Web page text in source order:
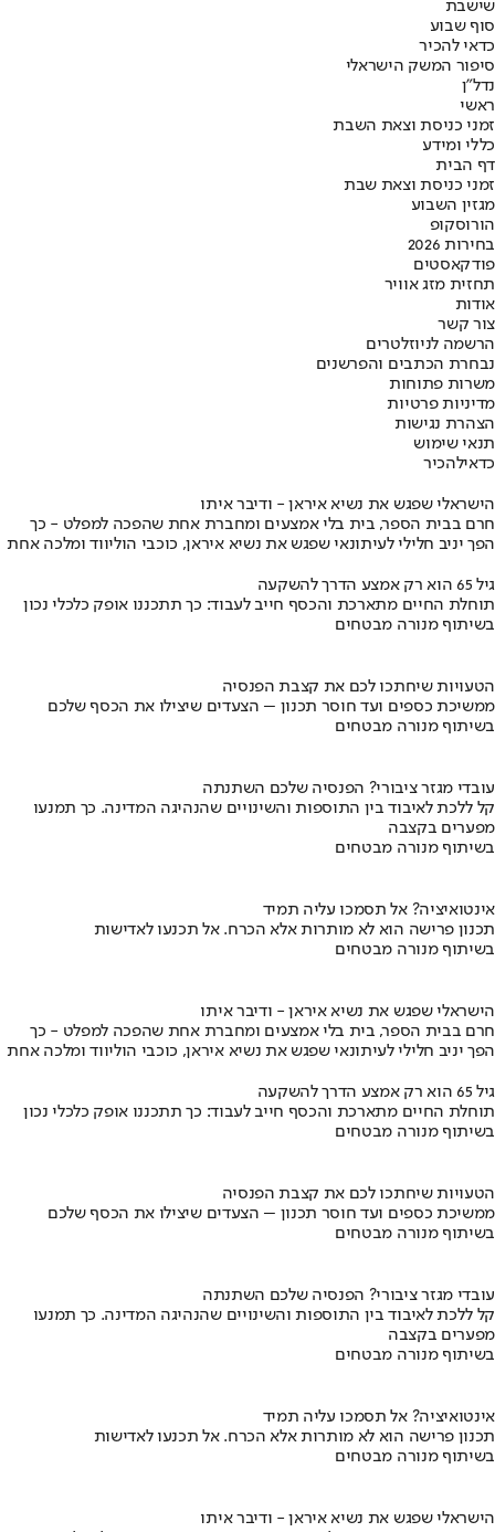
שישבת
סוף שבוע
כדאי להכיר
סיפור המשק הישראלי
נדל"ן
ראשי
זמני כניסת וצאת השבת
כללי ומידע
דף הבית
זמני כניסת וצאת שבת
מגזין השבוע
הורוסקופ
בחירות 2026
פודקאסטים
תחזית מזג אוויר
אודות
צור קשר
הרשמה לניוזלטרים
נבחרת הכתבים והפרשנים
משרות פתוחות
מדיניות פרטיות
הצהרת נגישות
תנאי שימוש
כדאילהכיר
הישראלי שפגש את נשיא איראן - ודיבר איתו
חרם בבית הספר, בית בלי אמצעים ומחברת אחת שהפכה למפלט - כך
הפך יניב חלילי לעיתונאי שפגש את נשיא איראן, כוכבי הוליווד ומלכה אחת
גיל 65 הוא רק אמצע הדרך להשקעה
תוחלת החיים מתארכת והכסף חייב לעבוד: כך תתכננו אופק כלכלי נכון
בשיתוף מנורה מבטחים
הטעויות שיחתכו לכם את קצבת הפנסיה
ממשיכת כספים ועד חוסר תכנון – הצעדים שיצילו את הכסף שלכם
בשיתוף מנורה מבטחים
עובדי מגזר ציבורי? הפנסיה שלכם השתנתה
קל ללכת לאיבוד בין התוספות והשינויים שהנהיגה המדינה. כך תמנעו
מפערים בקצבה
בשיתוף מנורה מבטחים
אינטואיציה? אל תסמכו עליה תמיד
תכנון פרישה הוא לא מותרות אלא הכרח. אל תכנעו לאדישות
בשיתוף מנורה מבטחים
הישראלי שפגש את נשיא איראן - ודיבר איתו
חרם בבית הספר, בית בלי אמצעים ומחברת אחת שהפכה למפלט - כך
הפך יניב חלילי לעיתונאי שפגש את נשיא איראן, כוכבי הוליווד ומלכה אחת
גיל 65 הוא רק אמצע הדרך להשקעה
תוחלת החיים מתארכת והכסף חייב לעבוד: כך תתכננו אופק כלכלי נכון
בשיתוף מנורה מבטחים
הטעויות שיחתכו לכם את קצבת הפנסיה
ממשיכת כספים ועד חוסר תכנון – הצעדים שיצילו את הכסף שלכם
בשיתוף מנורה מבטחים
עובדי מגזר ציבורי? הפנסיה שלכם השתנתה
קל ללכת לאיבוד בין התוספות והשינויים שהנהיגה המדינה. כך תמנעו
מפערים בקצבה
בשיתוף מנורה מבטחים
אינטואיציה? אל תסמכו עליה תמיד
תכנון פרישה הוא לא מותרות אלא הכרח. אל תכנעו לאדישות
בשיתוף מנורה מבטחים
הישראלי שפגש את נשיא איראן - ודיבר איתו